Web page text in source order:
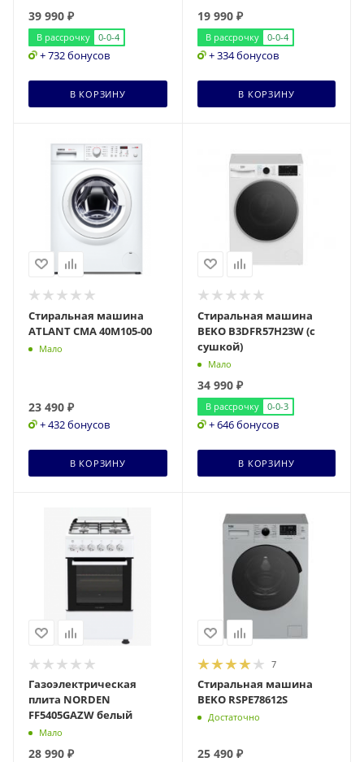
39 990 ₽
В рассрочку 0-0-4
+ 732 бонусов
В КОРЗИНУ
19 990₽
В рассрочку 0-0-4
+ 334 бонусов
В КОРЗИНУ
Стиральная машина
ATLANT СМА 40М105-00
Мало
23 490 ₽
+ 432 бонусов
В КОРЗИНУ
Стиральная машина
BEKO B3DFR57H23W (с
сушкой)
Мало
34 990₽
В рассрочку 0-0-3
+ 646 бонусов
В КОРЗИНУ
Газоэлектрическая
плита NORDEN
FF5405GAZW белый
Мало
28 990 ₽
7
Стиральная машина
BEKO RSPE78612S
Достаточно
25 490₽